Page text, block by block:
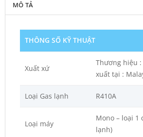
MÔ TẢ
THÔNG SỐ KỸ THUẬT
Xuất xứ
Thương hiệu :
xuất tại :
Loại Gas lạnh R410A
Loại máy
Mono – loại 1
lạnh)